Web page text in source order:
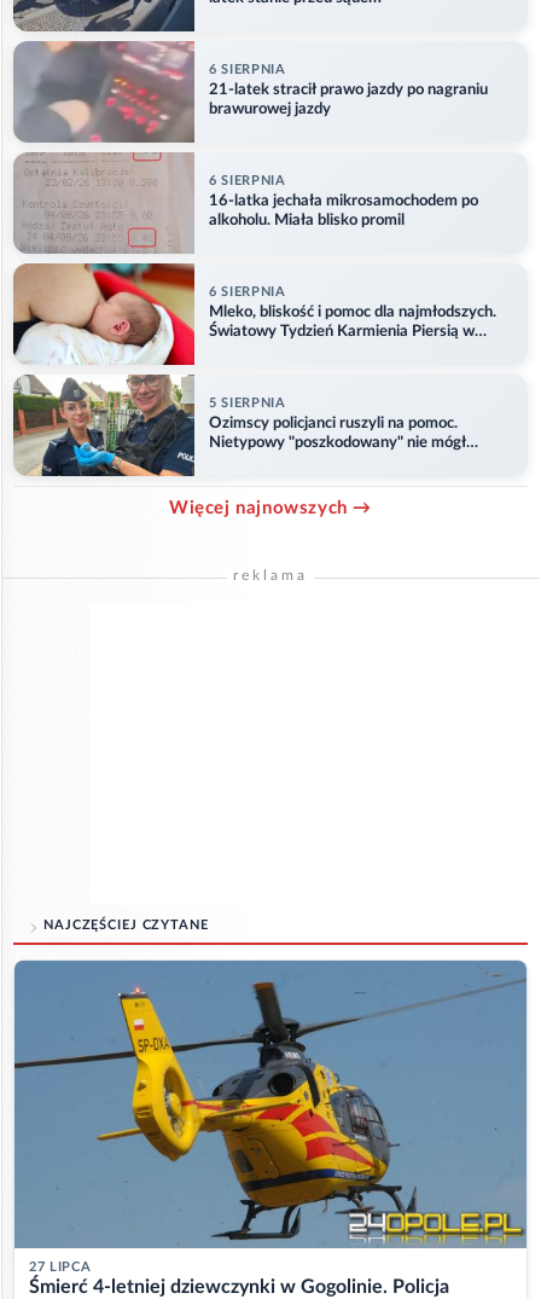
6 SIERPNIA
21-latek stracił prawo jazdy po nagraniu
brawurowej jazdy
6 SIERPNIA
16-latka jechała mikrosamochodem po
alkoholu. Miała blisko promil
6 SIERPNIA
Mleko, bliskość i pomoc dla najmłodszych.
Światowy Tydzień Karmienia Piersią w
5 SIERPNIA
Ozimscy policjanci ruszyli na pomoc.
Nietypowy "poszkodowany" nie mógł
Więcej najnowszych →
reklama
NAJCZĘŚCIEJ CZYTANE
27 LIPCA
Śmierć 4-letniej dziewczynki w Gogolinie. Policja